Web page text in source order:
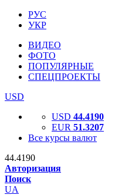
РУС
УКР
ВИДЕО
ФОТО
ПОПУЛЯРНЫЕ
СПЕЦПРОЕКТЫ
USD
USD 44.4190
EUR 51.3207
Все курсы валют
44.4190
Авторизация
Поиск
UA